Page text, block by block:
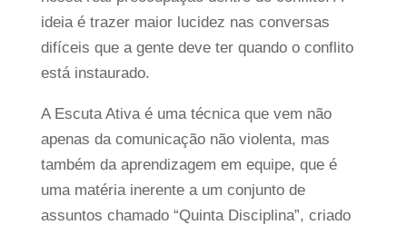
ideia é trazer maior lucidez nas conversas
difíceis que a gente deve ter quando o conflito
está instaurado.
A Escuta Ativa é uma técnica que vem não
apenas da comunicação não violenta, mas
também da aprendizagem em equipe, que é
uma matéria inerente a um conjunto de
assuntos chamado “Quinta Disciplina”, criado